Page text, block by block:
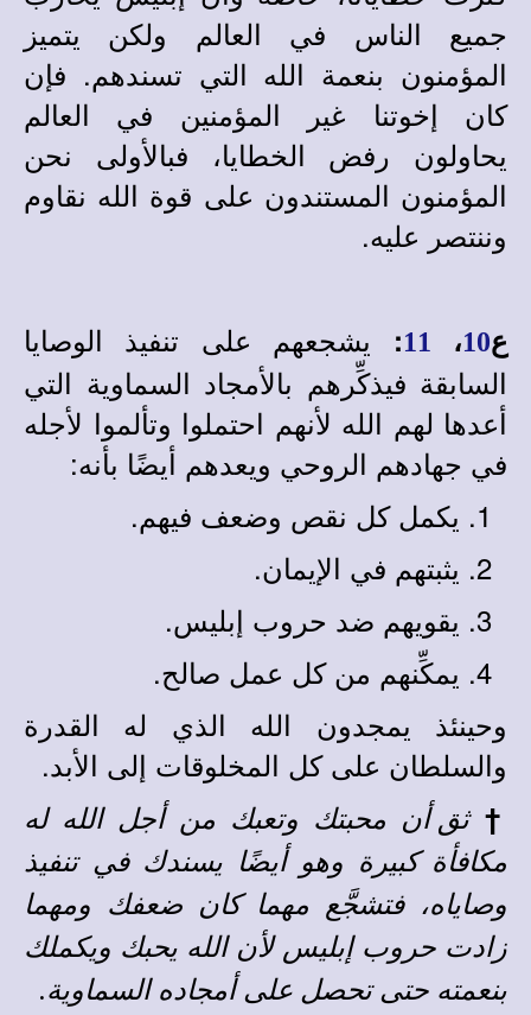
جميع الناس في العالم ولكن يتميز
المؤمنون بنعمة الله التي تسندهم. فإن
كان إخوتنا غير المؤمنين في العالم
يحاولون رفض الخطايا، فبالأولى نحن
المؤمنون المستندون على قوة الله نقاوم
وننتصر عليه.
ع10، 11
: يشجعهم على تنفيذ الوصايا
السابقة فيذكِّرهم بالأمجاد السماوية التي
أعدها لهم الله لأنهم احتملوا وتألموا لأجله
في جهادهم الروحي ويعدهم أيضًا بأنه:
يكمل كل نقص وضعف فيهم.
يثبتهم في الإيمان.
يقويهم ضد حروب إبليس.
يمكِّنهم من كل عمل صالح.
وحينئذ يمجدون الله الذي له القدرة
والسلطان على كل المخلوقات إلى الأبد.
†ثق أن محبتك وتعبك من أجل الله له
مكافأة كبيرة وهو أيضًا يسندك في تنفيذ
وصاياه، فتشجَّع مهما كان ضعفك ومهما
زادت حروب إبليس لأن الله يحبك ويكملك
بنعمته حتى تحصل على أمجاده السماوية.